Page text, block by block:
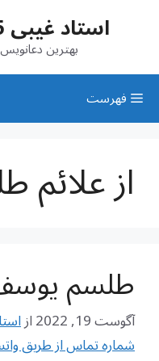
استاد غیبی 00442032398425
بهترین
فهرست
از علائم
طلسم
آگوست 19, 2022 از
شماره تماس از طریق واتس آپ